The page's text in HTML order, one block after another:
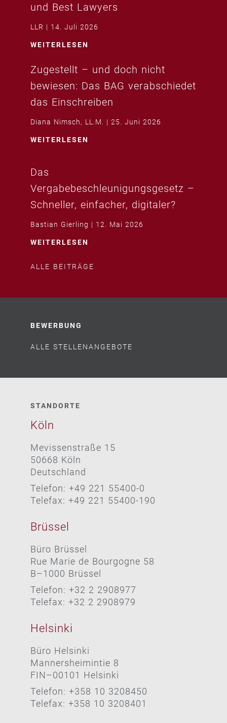
und Best Lawyers
LLR 14. Juli 2026
WEITERLESEN
Zugestellt – und doch nicht
bewiesen: Das BAG verabschiedet
das Einschreiben
Diana Nimsch, LL.M. 25. Juni 2026
WEITERLESEN
Das
Vergabebeschleunigungsgesetz –
Schneller, einfacher, digitaler?
Bastian Gierling 12. Mai 2026
WEITERLESEN
ALLE BEITRÄGE
BEWERBUNG
ALLE STELLENANGEBOTE
STANDORTE
Köln
Mevissenstraße 15
50668 Köln
Deutschland
Telefon: +49 221 55400-0
Telefax: +49 221 55400-190
Brüssel
Büro Brüssel
Rue Marie de Bourgogne 58
B–1000 Brüssel
Telefon: +32 2 2908977
Telefax: +32 2 2908979
Helsinki
Büro Helsinki
Mannersheimintie 8
FIN–00101 Helsinki
Telefon: +358 10 3208450
Telefax: +358 10 3208401